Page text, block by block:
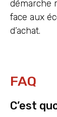
démarche
face aux
d’achat.
FAQ
C’est